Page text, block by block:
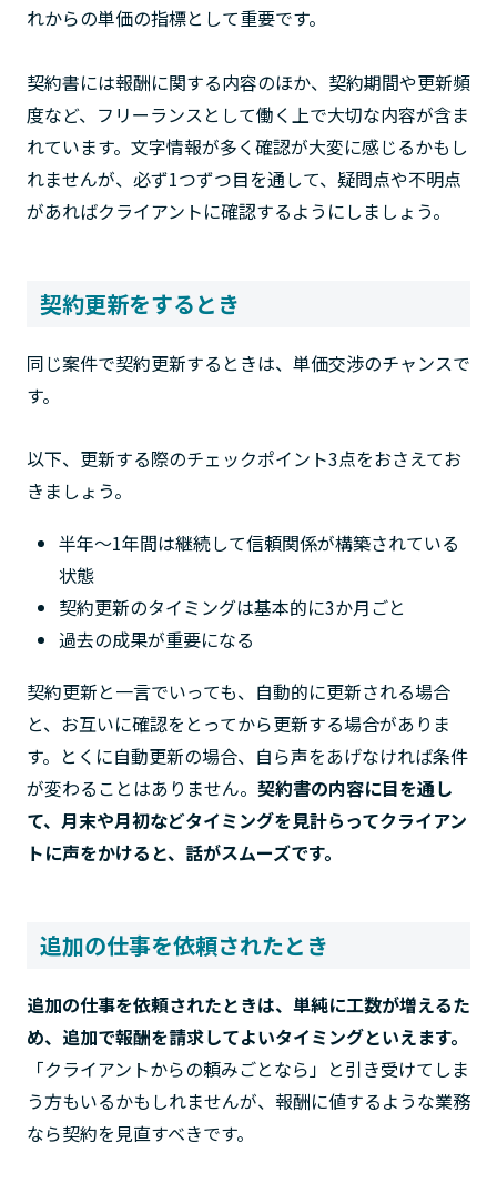
れからの単価の指標として重要です。
契約書には報酬に関する内容のほか、契約期間や更新頻
度など、フリーランスとして働く上で大切な内容が含ま
れています。文字情報が多く確認が大変に感じるかもし
れませんが、必ず1つずつ目を通して、疑問点や不明点
があればクライアントに確認するようにしましょう。
契約更新をするとき
同じ案件で契約更新するときは、単価交渉のチャンスで
す。
以下、更新する際のチェックポイント3点をおさえてお
きましょう。
半年～1年間は継続して信頼関係が構築されている
状態
契約更新のタイミングは基本的に3か月ごと
過去の成果が重要になる
契約更新と一言でいっても、自動的に更新される場合
と、お互いに確認をとってから更新する場合がありま
す。とくに自動更新の場合、自ら声をあげなければ条件
が変わることはありません。 契約書の内容に目を通し
て、月末や月初などタイミングを見計らってクライアン
トに声をかけると、話がスムーズです。
追加の仕事を依頼されたとき
追加の仕事を依頼されたときは、単純に工数が増えるた
め、追加で報酬を請求してよいタイミングといえます。
「クライアントからの頼みごとなら」と引き受けてしま
う方もいるかもしれませんが、報酬に値するような業務
なら契約を見直すべきです。